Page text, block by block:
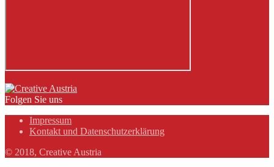
Folgen Sie uns
Impressum
Kontakt und Datenschutzerklärung
© 2018, Creative Austria